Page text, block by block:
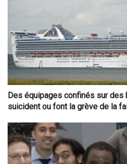
Des équipages confinés sur
suicident ou font la grève de la